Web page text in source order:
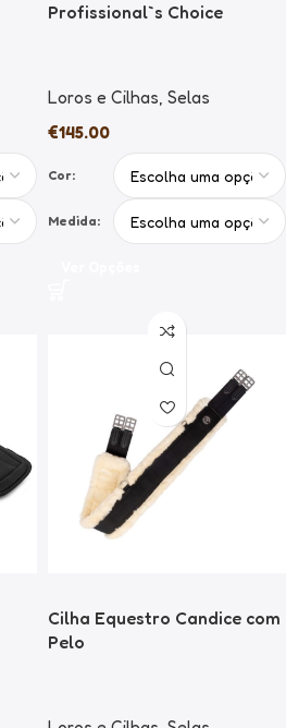
Profissional`s Choice
Loros e Cilhas, Selas
€145.00
Cor:
Medida:
Cilha Equestro Candice com
Pelo